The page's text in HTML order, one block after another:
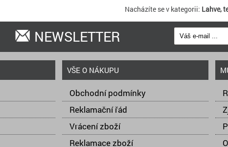
Nacházíte se v kategorii: Lahve,
NEWSLETTER
VŠE O NÁKUPU
Obchodní podmínky
Reklamační řád
Vrácení zboží
Reklamace zboží